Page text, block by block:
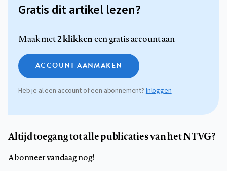
Gratis dit artikel lezen?
Maak met2 klikkeneen gratis account aan
ACCOUNT AANMAKEN
Heb je al een account of een abonnement? Inloggen
Altijd toegang tot alle publicaties van het NTVG?
Abonneer vandaag nog!